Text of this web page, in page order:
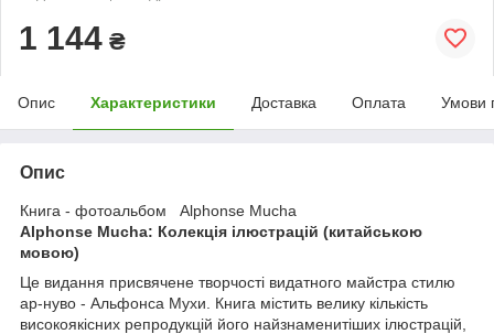
1 144 ₴
Опис Характеристики Доставка Оплата Умови
Опис
Книга - фотоальбом Alphonse Mucha
Alphonse Mucha: Колекція ілюстрацій (китайською
мовою)
Це видання присвячене творчості видатного майстра стилю
ар-нуво - Альфонса Мухи. Книга містить велику кількість
високоякісних репродукцій його найзнаменитіших ілюстрацій,